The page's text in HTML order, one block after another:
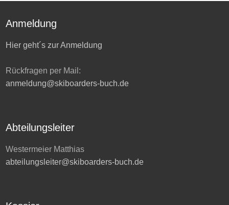
Anmeldung
Hier geht´s zur Anmeldung
Rückfragen per Mail:
anmeldung@skiboarders-buch.de
Abteilungsleiter
Westermeier Matthias
abteilungsleiter@skiboarders-buch.de